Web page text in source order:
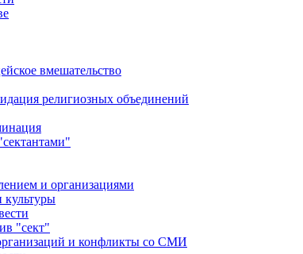
вмешательство
религиозных объединений
и организациями
"сект"
и конфликты со СМИ